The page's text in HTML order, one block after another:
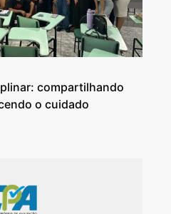
compartilhando
o cuidado